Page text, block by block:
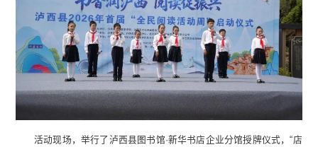
活动现场，举行了泸西县图书馆·新华书店企业分馆授牌仪式，“店